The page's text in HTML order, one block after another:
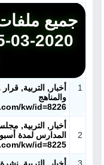
جميع
1
أخبار, التربية,
والمناهج
kw/id=8226
2
أخبار, التربية,
المدارس لمدة
kw/id=8225